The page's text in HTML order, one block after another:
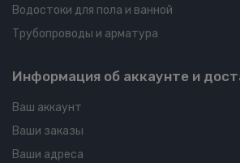
Водостоки для пола и ванной
Трубопроводы и арматура
Информация об аккаунте и
Ваш аккаунт
Ваши заказы
Ваши адреса